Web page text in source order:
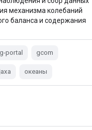
механизма колебаний
баланса и содержания
g-portal gcom
океаны